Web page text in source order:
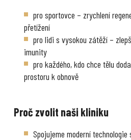
pro sportovce – zrychlení
přetížení
pro lidi s vysokou zátěží –
imunity
pro každého, kdo chce tělu
prostoru k obnově
Proč zvolit naši kliniku
Spojujeme moderní